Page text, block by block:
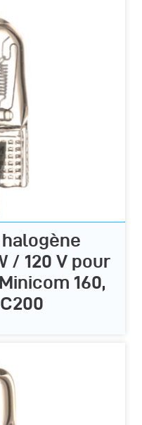
/ 120 V pour
160,